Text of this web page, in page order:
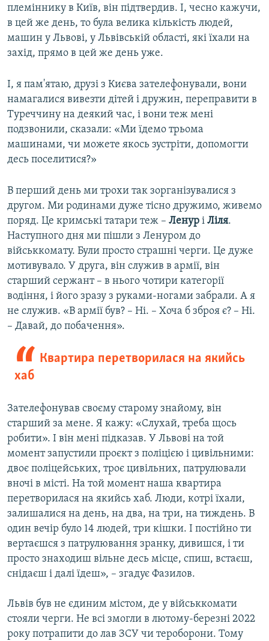
племіннику в Київ, він підтвердив. І, чесно кажучи,
в цей же день, то була велика кількість людей,
машин у Львові, у Львівській області, які їхали на
захід, прямо в цей же день уже.
І, я пам'ятаю, друзі з Києва зателефонували, вони
намагалися вивезти дітей і дружин, переправити в
Туреччину на деякий час, і вони теж мені
подзвонили, сказали: «Ми їдемо трьома
машинами, чи можете якось зустріти, допомогти
десь поселитися?»
В перший день ми трохи так зорганізувалися з
другом. Ми родинами дуже тісно дружимо, живемо
поряд. Це кримські татари теж – Ленур і Ліля.
Наступного дня ми пішли з Ленуром до
військкомату. Були просто страшні черги. Це дуже
мотивувало. У друга, він служив в армії, він
старший сержант – в нього чотири категорії
водіння, і його зразу з руками-ногами забрали. А я
не служив. «В армії був? – Ні. – Хоча б зброя є? – Ні.
– Давай, до побачення».
Квартира перетворилася на якийсь
хаб
Зателефонував своєму старому знайому, він
старший за мене. Я кажу: «Слухай, треба щось
робити». І він мені підказав. У Львові на той
момент запустили проєкт з поліцією і цивільними:
двоє поліцейських, троє цивільних, патрулювали
вночі в місті. На той момент наша квартира
перетворилася на якийсь хаб. Люди, котрі їхали,
залишалися на день, на два, на три, на тиждень. В
один вечір було 14 людей, три кішки. І постійно ти
вертаєшся з патрулювання зранку, дивишся, і ти
просто знаходиш вільне десь місце, спиш, встаєш,
снідаєш і далі їдеш», – згадує Фазилов.
Львів був не єдиним містом, де у військкомати
стояли черги. Не всі змогли в лютому-березні 2022
року потрапити до лав ЗСУ чи тероборони. Тому